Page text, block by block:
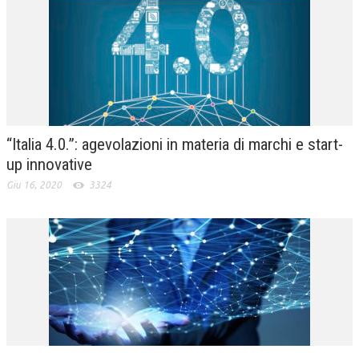
“Italia 4.0.”: agevolazioni in materia di marchi e start-
up innovative
Giu 16, 2020 3324